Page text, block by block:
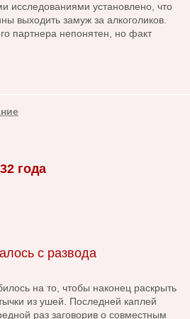
исследованиями установлено, что
выходить замуж за алкоголиков.
партнера непонятен, но факт
года
с развода
на то, чтобы наконец раскрыть
из ушей. Последней каплей
раз заговорив о совместным